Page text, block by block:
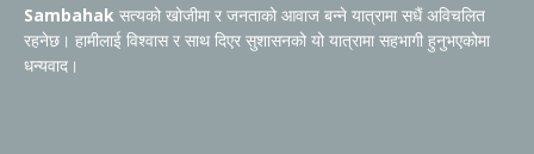
Sambahak सत्यको खोजीमा र जनताको आवाज बन्ने यात्रामा सधैं अविचलित
रहनेछ। हामीलाई विश्वास र साथ दिएर सुशासनको यो यात्रामा सहभागी हुनुभएकोमा
धन्यवाद।